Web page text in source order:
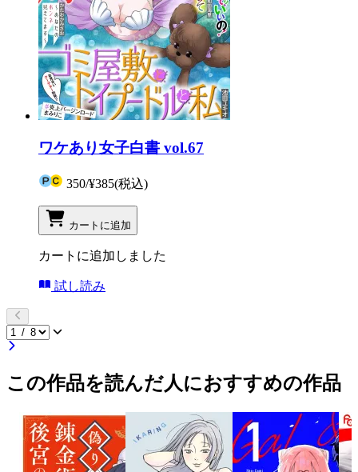
ワケあり女子白書 vol.67
350/¥385(税込)
カートに追加
カートに追加しました
試し読み
この作品を読んだ人におすすめの作品